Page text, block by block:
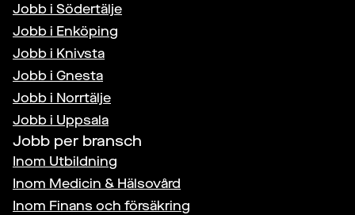
Jobb i Södertälje
Jobb i Enköping
Jobb i Knivsta
Jobb i Gnesta
Jobb i Norrtälje
Jobb i Uppsala
Jobb per bransch
Inom Utbildning
Inom Medicin & Hälsovård
Inom Finans och försäkring